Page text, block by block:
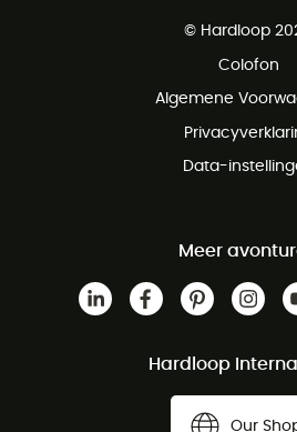
Gratis retourneren binnen 100 dagen
© Hardloop
Colofon
Algemene
Data-
Meer
Hardloop
Our